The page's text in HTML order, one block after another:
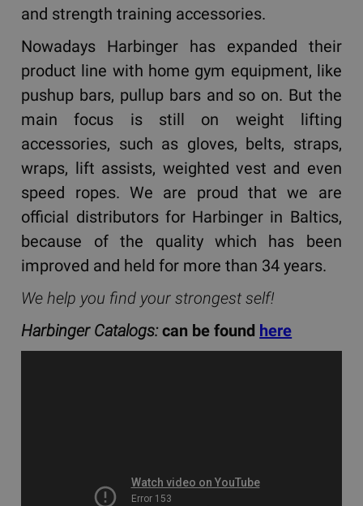
and strength training accessories.
Nowadays Harbinger has expanded their
product line with home gym equipment, like
pushup bars, pullup bars and so on. But the
main focus is still on weight lifting
accessories, such as gloves, belts, straps,
wraps, lift assists, weighted vest and even
speed ropes. We are proud that we are
official distributors for Harbinger in Baltics,
because of the quality which has been
improved and held for more than 34 years.
We help you find your strongest self!
Harbinger Catalogs:can be found here